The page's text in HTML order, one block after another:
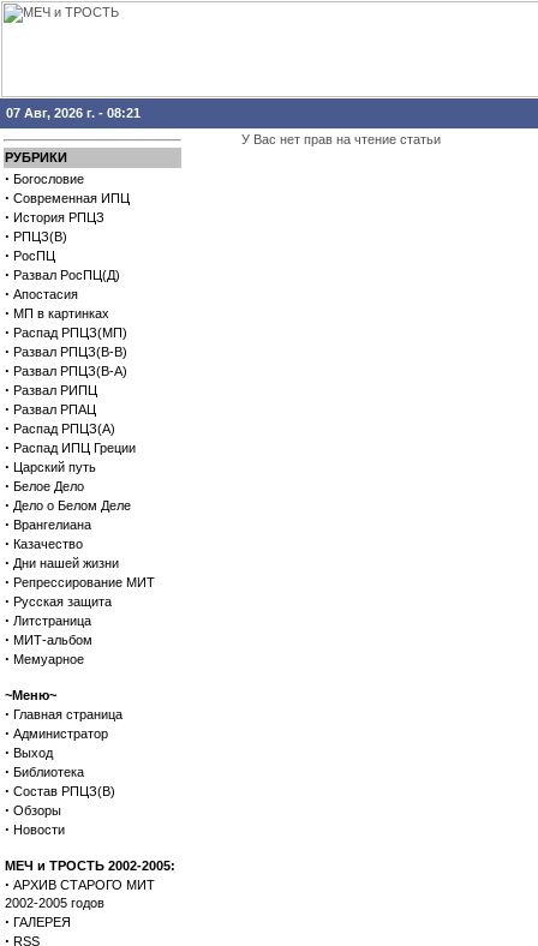
07 Авг, 2026 г. - 08:21
РУБРИКИ
· Богословие
· Современная ИПЦ
· История РПЦЗ
· РПЦЗ(В)
· РосПЦ
· Развал РосПЦ(Д)
· Апостасия
· МП в картинках
· Распад РПЦЗ(МП)
· Развал РПЦЗ(В-В)
· Развал РПЦЗ(В-А)
· Развал РИПЦ
· Развал РПАЦ
· Распад РПЦЗ(А)
· Распад ИПЦ Греции
· Царский путь
· Белое Дело
· Дело о Белом Деле
· Врангелиана
· Казачество
· Дни нашей жизни
· Репрессирование МИТ
· Русская защита
· Литстраница
· МИТ-альбом
· Мемуарное
~Меню~
· Главная страница
· Администратор
· Выход
· Библиотека
· Состав РПЦЗ(В)
· Обзоры
· Новости
МЕЧ и ТРОСТЬ 2002-2005:
· АРХИВ СТАРОГО МИТ
2002-2005 годов
· ГАЛЕРЕЯ
· RSS
У Вас нет прав на чтение статьи